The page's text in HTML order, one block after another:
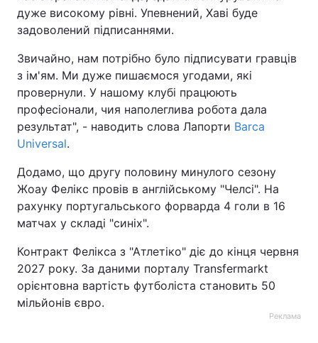
дуже високому рівні. Упевнений, Хаві буде
задоволений підписаннями.
Звичайно, нам потрібно було підписувати гравців
з ім'ям. Ми дуже пишаємося угодами, які
провернули. У нашому клубі працюють
професіонали, чия наполеглива робота дала
результат", - наводить слова Лапорти Barca
Universal.
Додамо, що другу половину минулого сезону
Жоау Фелікс провів в англійському "Челсі". На
рахунку португальського форварда 4 голи в 16
матчах у складі "синіх".
Контракт Фелікса з "Атлетіко" діє до кінця червня
2027 року. За даними порталу Transfermarkt
орієнтовна вартість футболіста становить 50
мільйонів євро.
Реклама